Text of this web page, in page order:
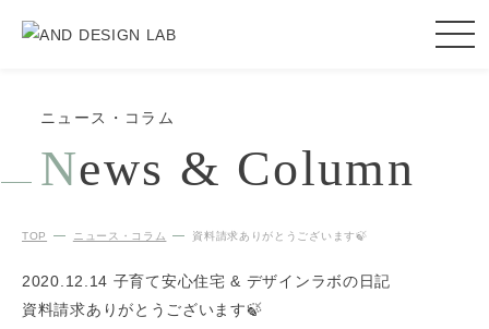
ニュース・コラム
News & Column
TOP ニュース・コラム 資料請求ありがとうございます🍃
2020.12.14 子育て安心住宅 & デザインラボの日記
資料請求ありがとうございます🍃